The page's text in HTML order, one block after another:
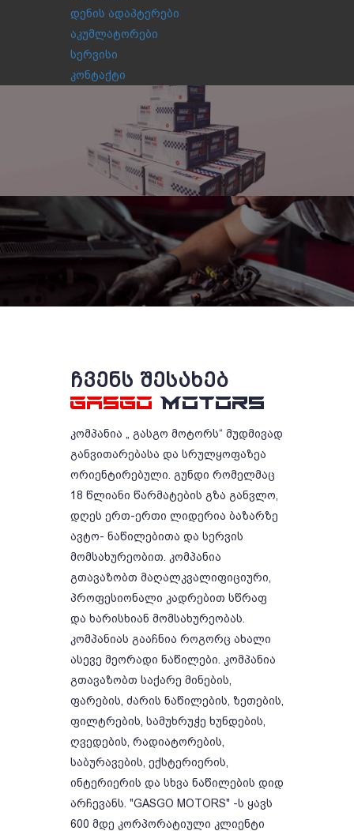
დენის ადაპტერები
აკუმლატორები
სერვისი
კონტაქტი
ᲩᲕᲔᲜᲡ ᲨᲔᲡᲐᲮᲔᲑ
GASGO MOTORS
კომპანია „ გასგო მოტორს“ მუდმივად
განვითარებასა და სრულყოფაზეა
ორიენტირებული. გუნდი რომელმაც
18 წლიანი წარმატების გზა განვლო,
დღეს ერთ-ერთი ლიდერია ბაზარზე
ავტო- ნაწილებითა და სერვის
მომსახურეობით. კომპანია
გთავაზობთ მაღალკვალიფიციური,
პროფესიონალი კადრებით სწრაფ
და ხარისხიან მომსახურეობას.
კომპანიას გააჩნია როგორც ახალი
ასევე მეორადი ნაწილები. კომპანია
გთავაზობთ საქარე მინების,
ფარების, ძარის ნაწილების, ზეთების,
ფილტრების, სამუხრუჭე ხუნდების,
ღვედების, რადიატორების,
საბურავების, ექსტერიერის,
ინტერიერის და სხვა ნაწილების დიდ
არჩევანს. "GASGO MOTORS" -ს ყავს
600 მდე კორპორატიული კლიენტი